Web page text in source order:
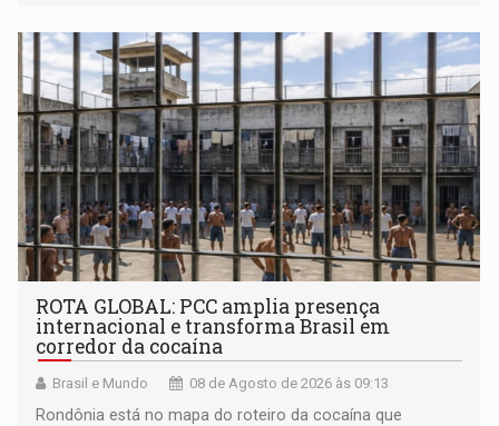
ROTA GLOBAL: PCC amplia presença
internacional e transforma Brasil em
corredor da cocaína
Brasil e Mundo 08 de Agosto de 2026 às 09:13
Rondônia está no mapa do roteiro da cocaína que